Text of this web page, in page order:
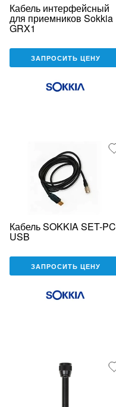
Кабель интерфейсный
для приемников Sokkia
GRX1
ЗАПРОСИТЬ ЦЕНУ
Кабель SOKKIA SET-PC
USB
ЗАПРОСИТЬ ЦЕНУ